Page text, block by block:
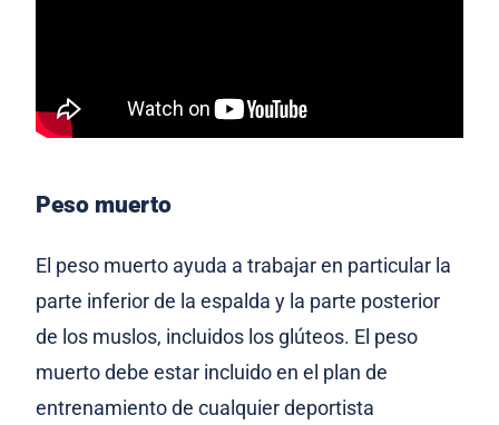
Peso muerto
El peso muerto ayuda a trabajar en particular la
parte inferior de la espalda y la parte posterior
de los muslos, incluidos los glúteos. El peso
muerto debe estar incluido en el plan de
entrenamiento de cualquier deportista